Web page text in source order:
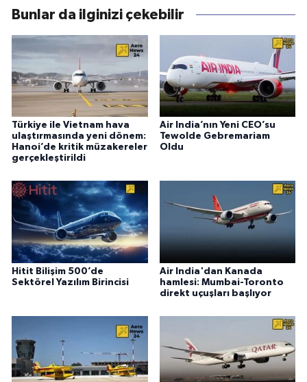
Bunlar da ilginizi çekebilir
Türkiye ile Vietnam hava
ulaştırmasında yeni dönem:
Hanoi’de kritik müzakereler
gerçekleştirildi
Air India’nın Yeni CEO’su
Tewolde Gebremariam
Oldu
Hitit Bilişim 500’de
Sektörel Yazılım Birincisi
Air India'dan Kanada
hamlesi: Mumbai-Toronto
direkt uçuşları başlıyor